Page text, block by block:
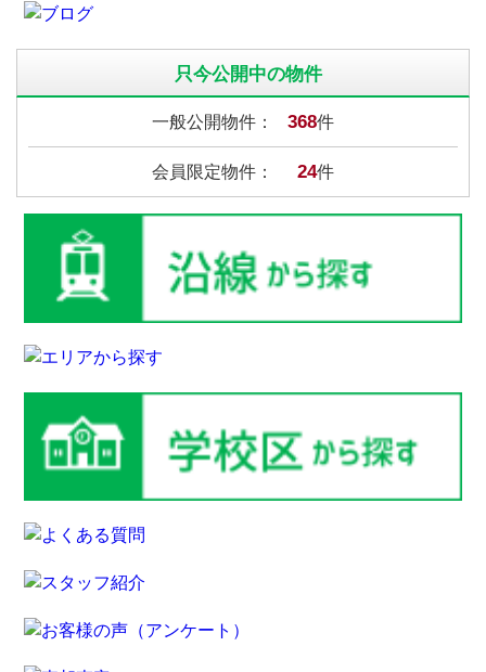
只今公開中の物件
一般公開物件： 368件
会員限定物件： 24件